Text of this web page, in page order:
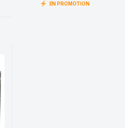
EN PROMOTION